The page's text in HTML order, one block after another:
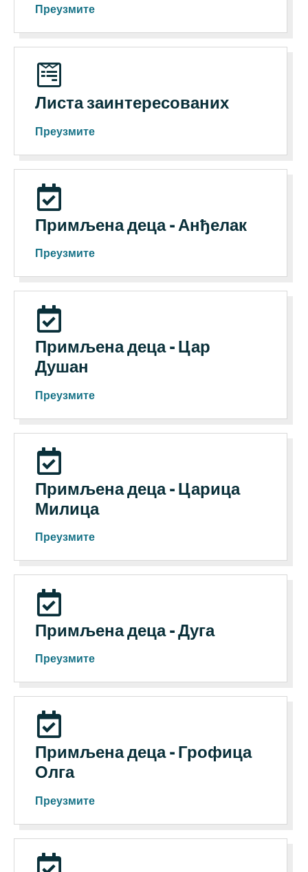
Преузмите
Листа заинтересованих
Преузмите
Примљена деца - Анђелак
Преузмите
Примљена деца - Цар
Душан
Преузмите
Примљена деца - Царица
Милица
Преузмите
Примљена деца - Дуга
Преузмите
Примљена деца - Грофица
Олга
Преузмите